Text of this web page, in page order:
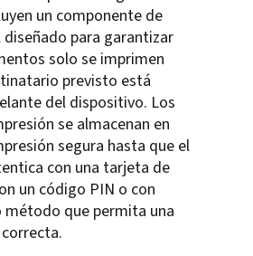
un componente de
para garantizar
solo se imprimen
previsto está
del dispositivo. Los
se almacenan en
segura hasta que el
con una tarjeta de
un código PIN o con
que permita una